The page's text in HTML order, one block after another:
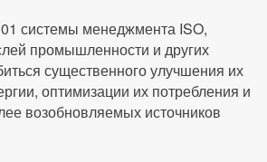
системы менеджмента ISO,
промышленности и других
существенного улучшения их
оптимизации их потребления и
возобновляемых источников